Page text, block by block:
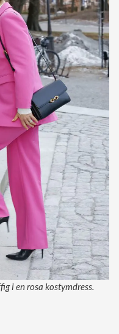
i en rosa kostymdress.